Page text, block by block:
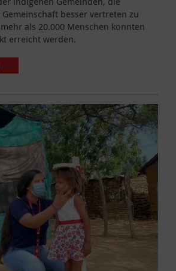
besser vertreten zu
als 20.000 Menschen konnten
erreicht werden.